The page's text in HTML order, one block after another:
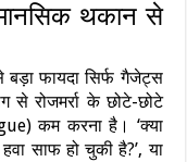
थकान से
फायदा सिर्फ गैजेट्स
से रोजमर्रा के छोटे-छोटे
कम करना है। ‘क्या
साफ हो चुकी है?’, या